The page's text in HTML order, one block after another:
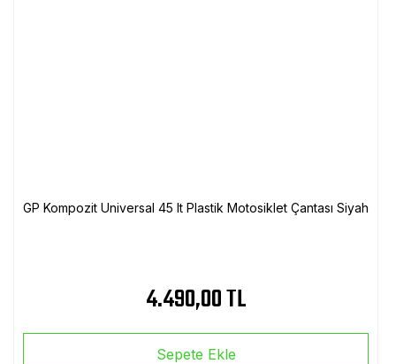
GP Kompozit Universal 45 lt Plastik Motosiklet Çantası Siyah
4.490,00 TL
Sepete Ekle